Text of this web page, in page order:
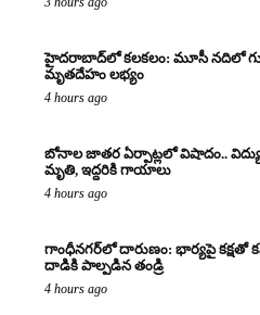
హైదరాబాద్‌లో కలకలం: మూసీ నదిలో
మృతదేహం లభ్యం
4 hours ago
బోనాల జాతర ఏర్పాట్లలో విషాదం..
మృతి, ఇద్దరికి గాయాలు
4 hours ago
గాంధీనగర్‌లో దారుణం: భార్యపై కక్షతో
దాడికి పాల్పడిన తండ్రి
4 hours ago